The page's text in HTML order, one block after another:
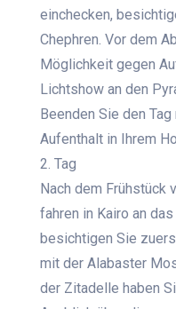
einchecken,
Chephren. Vor dem
Möglichkeit gegen
Lichtshow an den
Beenden Sie den
Aufenthalt in Ihrem
2. Tag
Nach dem Frühstück
fahren in Kairo an
besichtigen Sie
mit der Alabaster
der Zitadelle haben